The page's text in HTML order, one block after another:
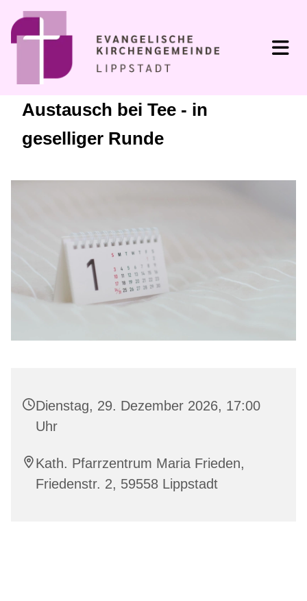
Austausch bei Tee - in
geselliger Runde
Dienstag, 29. Dezember 2026, 17:00
Uhr
Kath. Pfarrzentrum Maria Frieden,
Friedenstr. 2, 59558 Lippstadt